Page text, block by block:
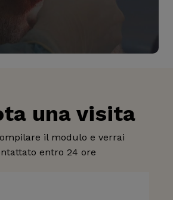
una visita
il modulo e verrai
entro 24 ore